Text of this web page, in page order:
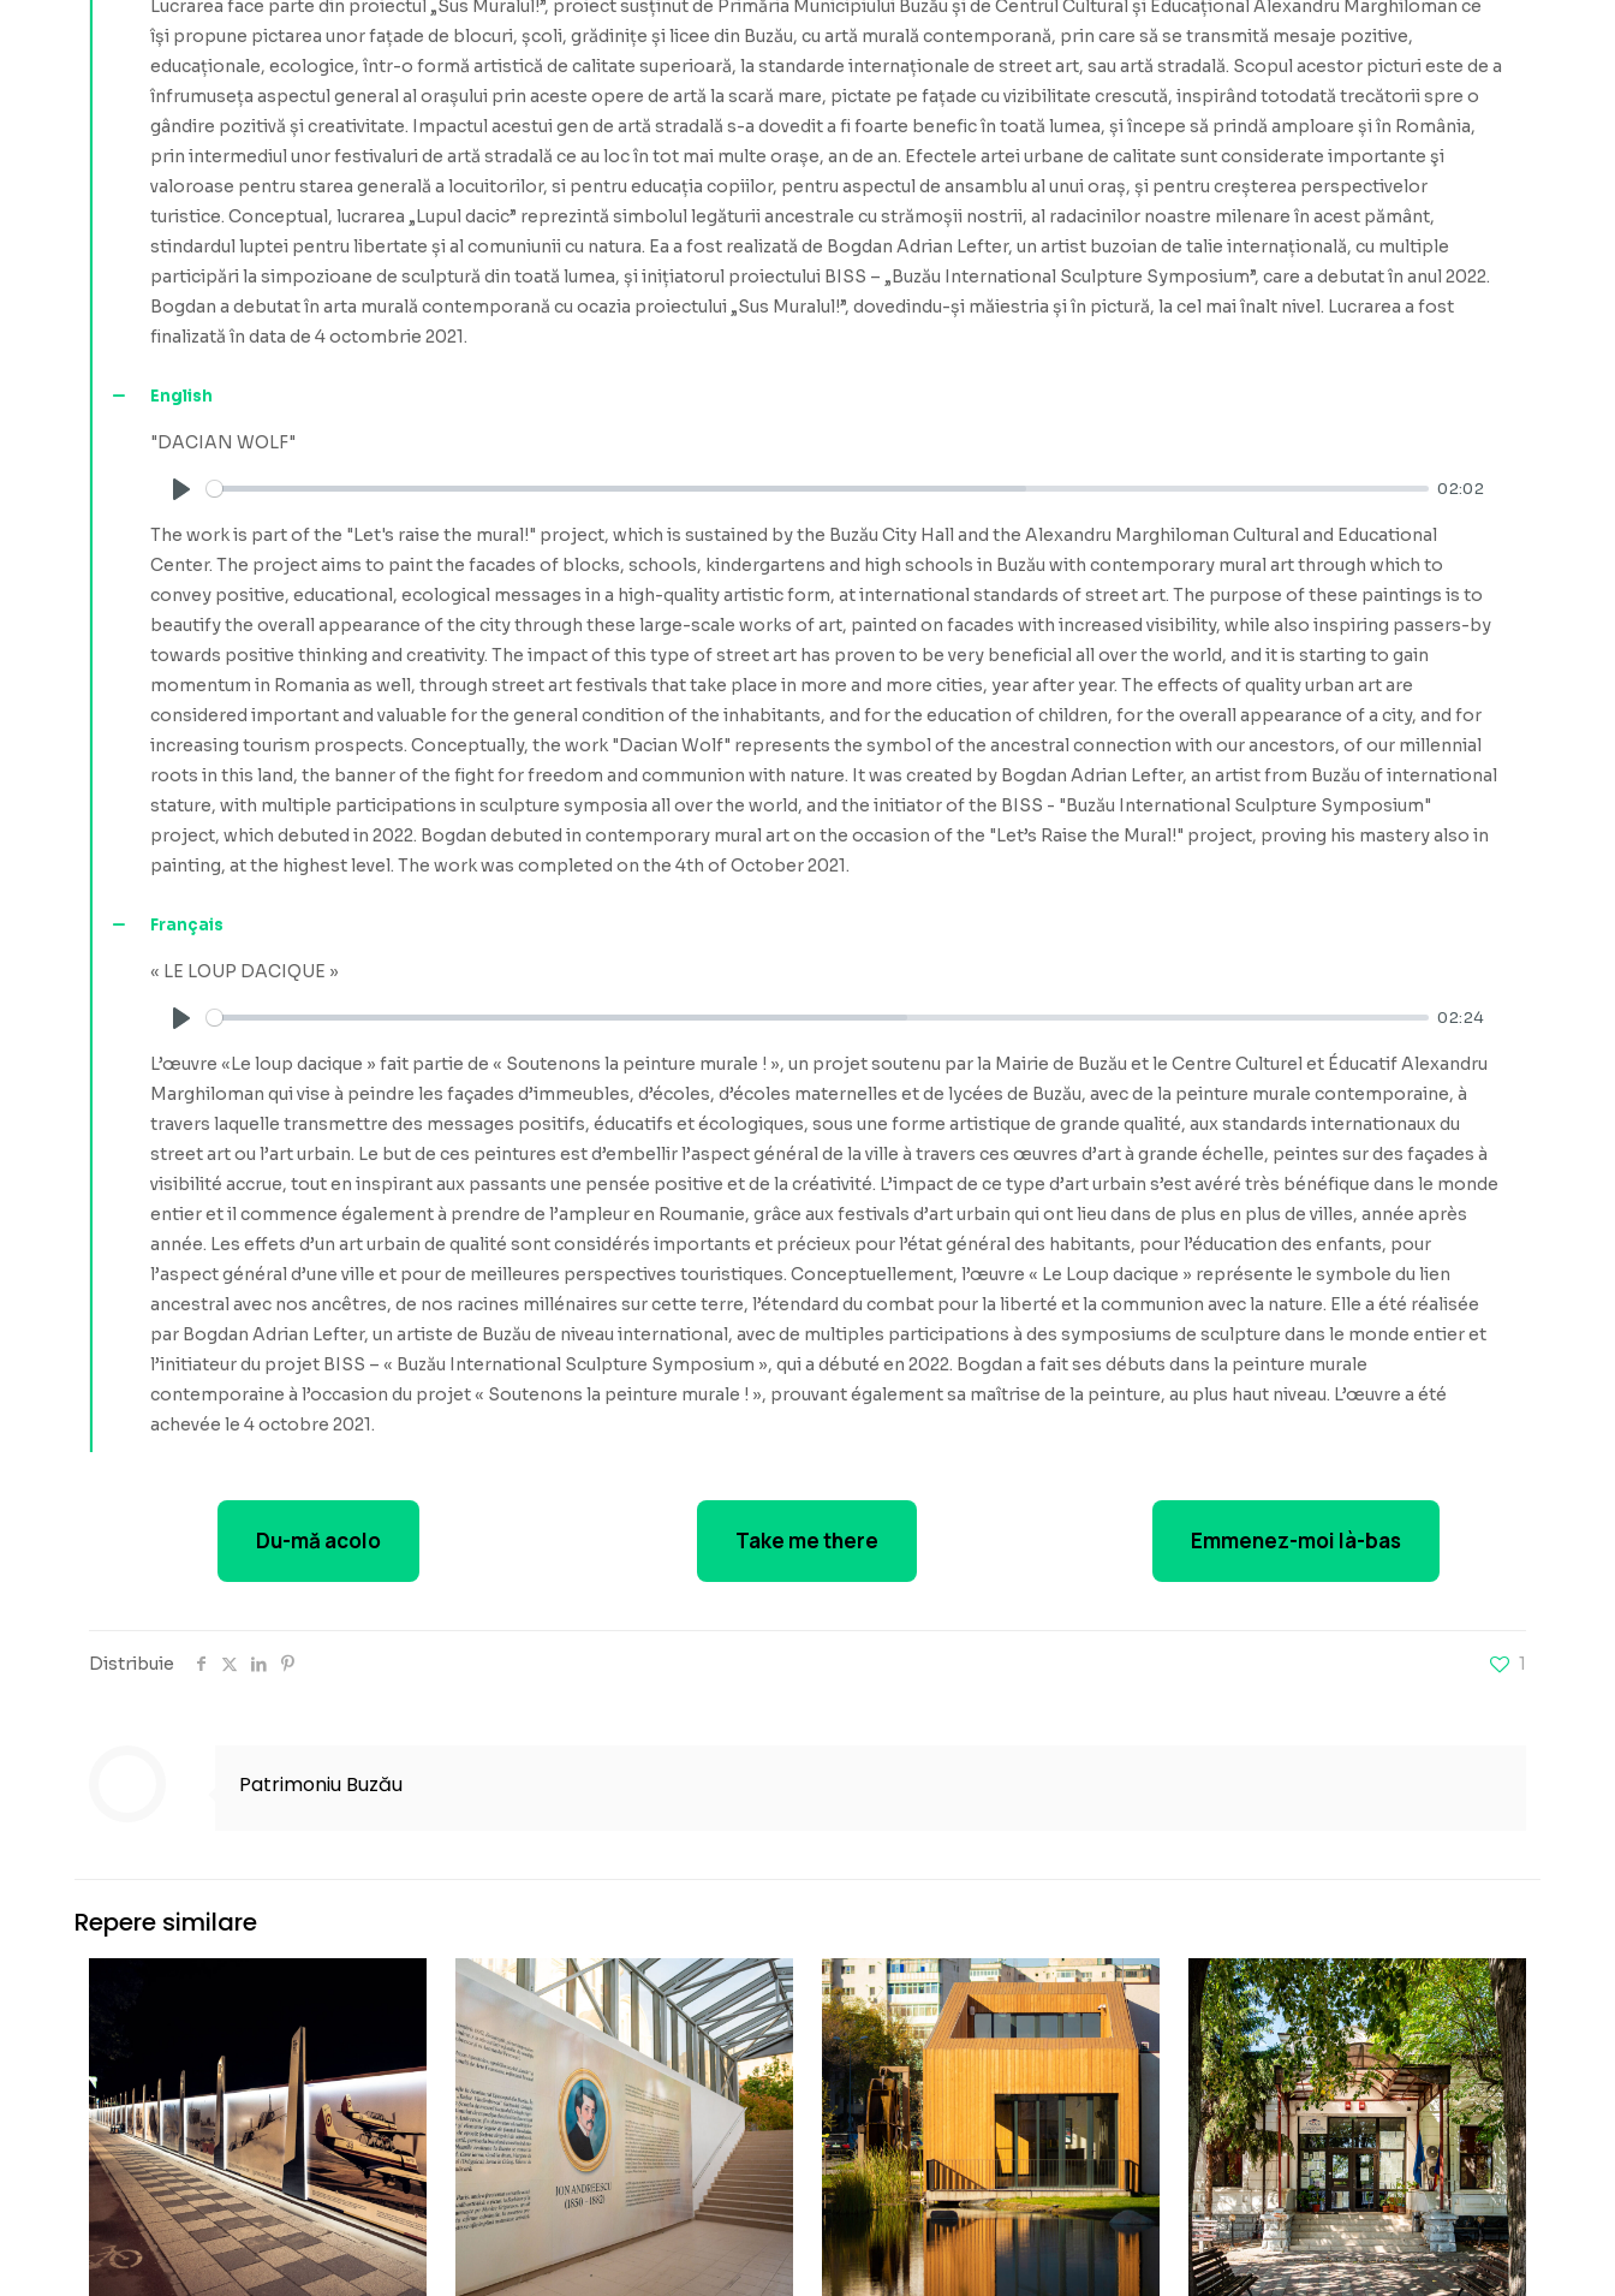
Lucrarea face parte din proiectul „Sus Muralul!”, proiect susținut de Primăria Municipiului Buzău și de Centrul Cultural și Educațional Alexandru Marghiloman ce
își propune pictarea unor fațade de blocuri, școli, grădinițe și licee din Buzău, cu artă murală contemporană, prin care să se transmită mesaje pozitive,
educaționale, ecologice, într-o formă artistică de calitate superioară, la standarde internaționale de street art, sau artă stradală. Scopul acestor picturi este de a
înfrumuseța aspectul general al orașului prin aceste opere de artă la scară mare, pictate pe fațade cu vizibilitate crescută, inspirând totodată trecătorii spre o
gândire pozitivă și creativitate. Impactul acestui gen de artă stradală s-a dovedit a fi foarte benefic în toată lumea, și începe să prindă amploare și în România,
prin intermediul unor festivaluri de artă stradală ce au loc în tot mai multe orașe, an de an. Efectele artei urbane de calitate sunt considerate importante şi
valoroase pentru starea generală a locuitorilor, si pentru educația copiilor, pentru aspectul de ansamblu al unui oraș, și pentru creșterea perspectivelor
turistice. Conceptual, lucrarea „Lupul dacic” reprezintă simbolul legăturii ancestrale cu strămoșii nostrii, al radacinilor noastre milenare în acest pământ,
stindardul luptei pentru libertate și al comuniunii cu natura. Ea a fost realizată de Bogdan Adrian Lefter, un artist buzoian de talie internațională, cu multiple
participări la simpozioane de sculptură din toată lumea, și inițiatorul proiectului BISS – „Buzău International Sculpture Symposium”, care a debutat în anul 2022.
Bogdan a debutat în arta murală contemporană cu ocazia proiectului „Sus Muralul!”, dovedindu-și măiestria și în pictură, la cel mai înalt nivel. Lucrarea a fost
finalizată în data de 4 octombrie 2021.
English
"DACIAN WOLF"
Play
02:02
The work is part of the "Let's raise the mural!" project, which is sustained by the Buzău City Hall and the Alexandru Marghiloman Cultural and Educational
Center. The project aims to paint the facades of blocks, schools, kindergartens and high schools in Buzău with contemporary mural art through which to
convey positive, educational, ecological messages in a high-quality artistic form, at international standards of street art. The purpose of these paintings is to
beautify the overall appearance of the city through these large-scale works of art, painted on facades with increased visibility, while also inspiring passers-by
towards positive thinking and creativity. The impact of this type of street art has proven to be very beneficial all over the world, and it is starting to gain
momentum in Romania as well, through street art festivals that take place in more and more cities, year after year. The effects of quality urban art are
considered important and valuable for the general condition of the inhabitants, and for the education of children, for the overall appearance of a city, and for
increasing tourism prospects. Conceptually, the work "Dacian Wolf" represents the symbol of the ancestral connection with our ancestors, of our millennial
roots in this land, the banner of the fight for freedom and communion with nature. It was created by Bogdan Adrian Lefter, an artist from Buzău of international
stature, with multiple participations in sculpture symposia all over the world, and the initiator of the BISS - "Buzău International Sculpture Symposium"
project, which debuted in 2022. Bogdan debuted in contemporary mural art on the occasion of the "Let’s Raise the Mural!" project, proving his mastery also in
painting, at the highest level. The work was completed on the 4th of October 2021.
Français
« LE LOUP DACIQUE »
Play
02:24
L’œuvre «Le loup dacique » fait partie de « Soutenons la peinture murale ! », un projet soutenu par la Mairie de Buzău et le Centre Culturel et Éducatif Alexandru
Marghiloman qui vise à peindre les façades d’immeubles, d’écoles, d’écoles maternelles et de lycées de Buzău, avec de la peinture murale contemporaine, à
travers laquelle transmettre des messages positifs, éducatifs et écologiques, sous une forme artistique de grande qualité, aux standards internationaux du
street art ou l’art urbain. Le but de ces peintures est d’embellir l’aspect général de la ville à travers ces œuvres d’art à grande échelle, peintes sur des façades à
visibilité accrue, tout en inspirant aux passants une pensée positive et de la créativité. L’impact de ce type d’art urbain s’est avéré très bénéfique dans le monde
entier et il commence également à prendre de l’ampleur en Roumanie, grâce aux festivals d’art urbain qui ont lieu dans de plus en plus de villes, année après
année. Les effets d’un art urbain de qualité sont considérés importants et précieux pour l’état général des habitants, pour l’éducation des enfants, pour
l’aspect général d’une ville et pour de meilleures perspectives touristiques. Conceptuellement, l’œuvre « Le Loup dacique » représente le symbole du lien
ancestral avec nos ancêtres, de nos racines millénaires sur cette terre, l’étendard du combat pour la liberté et la communion avec la nature. Elle a été réalisée
par Bogdan Adrian Lefter, un artiste de Buzău de niveau international, avec de multiples participations à des symposiums de sculpture dans le monde entier et
l’initiateur du projet BISS – « Buzău International Sculpture Symposium », qui a débuté en 2022. Bogdan a fait ses débuts dans la peinture murale
contemporaine à l’occasion du projet « Soutenons la peinture murale ! », prouvant également sa maîtrise de la peinture, au plus haut niveau. L’œuvre a été
achevée le 4 octobre 2021.
Du-mă acolo Take me there Emmenez-moi là-bas
Distribuie 1
Patrimoniu Buzău
Repere similare